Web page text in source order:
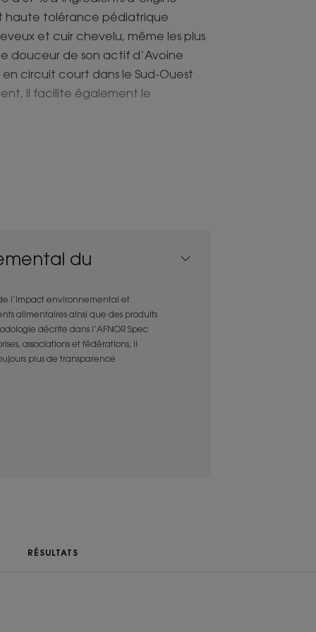
haute tolérance pédiatrique
et cuir chevelu, même les plus
douceur de son actif d’Avoine
circuit court dans le Sud-Ouest
il facilite également le
se parent de douceur grâce à
sulfatés nettoie sans
toute la famille, dès 3 ans.
et pédiatrique, et
de 3 ans.
culture BIO adoucit, protège et
du
l’impact environnemental et
alimentaires ainsi que des produits
décrite dans l’AFNOR Spec
associations et fédérations, il
plus de transparence
RÉSULTATS